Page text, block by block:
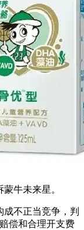
牛未来星。
不正当竞争，判
偿和合理开支费